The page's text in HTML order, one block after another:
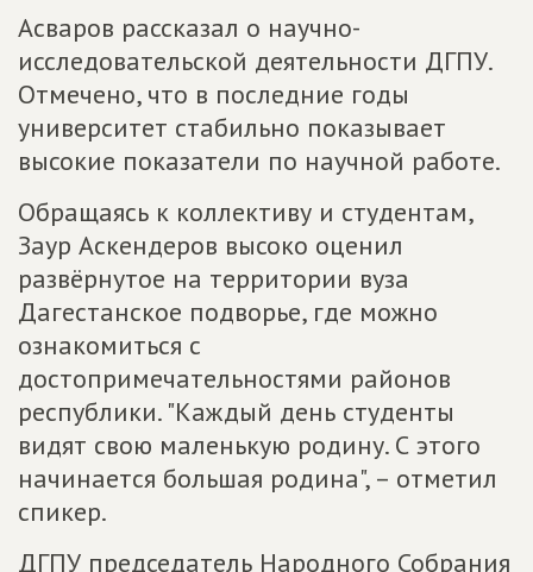
Асваров рассказал о научно-
исследовательской деятельности ДГПУ.
Отмечено, что в последние годы
университет стабильно показывает
высокие показатели по научной работе.
Обращаясь к коллективу и студентам,
Заур Аскендеров высоко оценил
развёрнутое на территории вуза
Дагестанское подворье, где можно
ознакомиться с
достопримечательностями районов
республики. "Каждый день студенты
видят свою маленькую родину. С этого
начинается большая родина", – отметил
спикер.
ДГПУ председатель Народного Собрания